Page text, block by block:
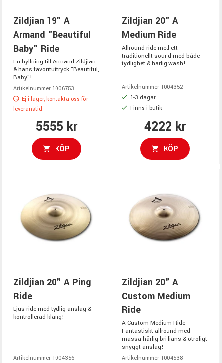
Zildjian 19" A
Armand "Beautiful
Baby" Ride
En hyllning till Armand Zildjian
& hans favorituttryck "Beautiful,
Baby"!
Artikelnummer 1006753
Ej i lager, kontakta oss för
leveranstid
5555 kr
KÖP
Zildjian 20" A
Medium Ride
Allround ride med ett
traditionellt sound med både
tydlighet & härlig wash!
Artikelnummer 1004352
1-3 dagar
Finns i butik
4222 kr
KÖP
Zildjian 20" A Ping
Ride
Ljus ride med tydlig anslag &
kontrollerad klang!
Artikelnummer 1004356
Zildjian 20" A
Custom Medium
Ride
A Custom Medium Ride -
Fantastiskt allround med
massa härlig brillians & otroligt
snyggt anslag!
Artikelnummer 1004538